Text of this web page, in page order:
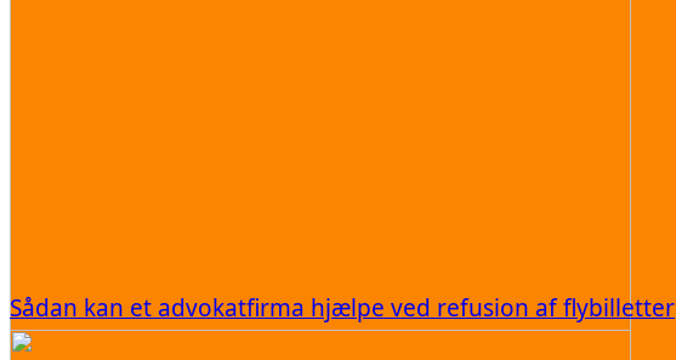
Sådan kan et advokatfirma hjælpe ved refusion af flybilletter